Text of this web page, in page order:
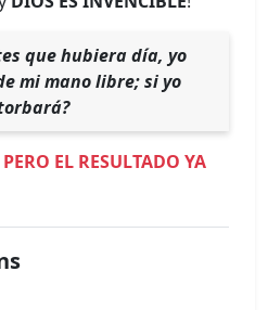
que hubiera día, yo
mi mano libre; si yo
EL RESULTADO YA